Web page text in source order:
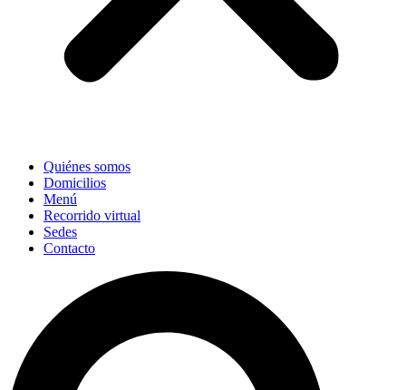
Quiénes somos
Domicilios
Menú
Recorrido virtual
Sedes
Contacto